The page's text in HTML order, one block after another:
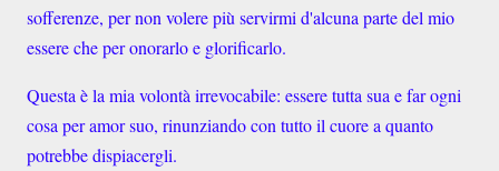
sofferenze, per non volere più servirmi d'alcuna parte del mio
essere che per onorarlo e glorificarlo.
Questa è la mia volontà irrevocabile: essere tutta sua e far ogni
cosa per amor suo, rinunziando con tutto il cuore a quanto
potrebbe dispiacergli.